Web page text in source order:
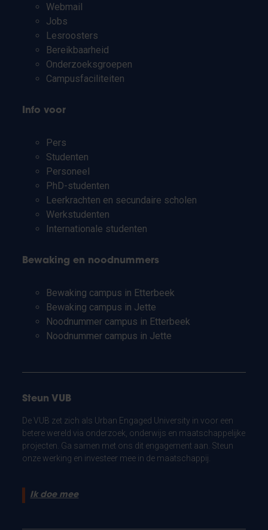
Webmail
Jobs
Lesroosters
Bereikbaarheid
Onderzoeksgroepen
Campusfaciliteiten
Info voor
Pers
Studenten
Personeel
PhD-studenten
Leerkrachten en secundaire scholen
Werkstudenten
Internationale studenten
Bewaking en noodnummers
Bewaking campus in Etterbeek
Bewaking campus in Jette
Noodnummer campus in Etterbeek
Noodnummer campus in Jette
Steun VUB
De VUB zet zich als Urban Engaged University in voor een
betere wereld via onderzoek, onderwijs en maatschappelijke
projecten. Ga samen met ons dit engagement aan. Steun
onze werking en investeer mee in de maatschappij.
Ik doe mee